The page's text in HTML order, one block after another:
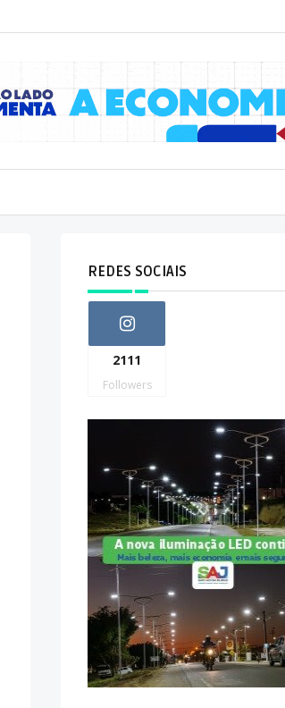
REDES SOCIAIS
2111
Followers